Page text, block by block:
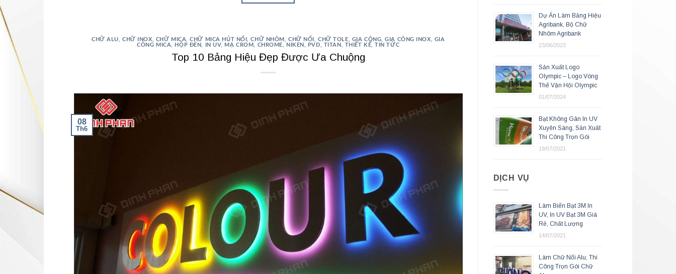
CHỮ ALU ,CHỮ INOX CHỮ MICA ,CHỮ MICA HÚT NỔI ,CHỮ NHÔM ,CHỮ NỔI ,CHỮ TOLE GIA CÔNG ,GIA CÔNG INOX
GIA
CÔNG MICA
HỘP ĐÈN IN UV, MẠ CROM, CHROME, NIKEN, PVD, TITAN THIẾT KẾ ,TIN TỨC
Top 10 Bảng Hiệu Đẹp Được Ưa Chuộng
08
Th6
Dự Án Làm Bảng Hiệu
Agribank, Bộ Chữ
Nhôm Agribank
23/06/2023
Sản Xuất Logo
Olympic – Logo Vòng
Thế Vận Hội Olympic
01/07/2024
Bạt Không Gân In UV
Xuyên Sáng, Sản Xuất
Thi Công Trọn Gói
19/07/2021
DỊCH VỤ
Làm Biển Bạt 3M In
UV, In UV Bạt 3M Giá
Rẻ, Chất Lượng
14/07/2021
Làm Chữ Nổi Alu, Thi
Công Trọn Gói Chữ